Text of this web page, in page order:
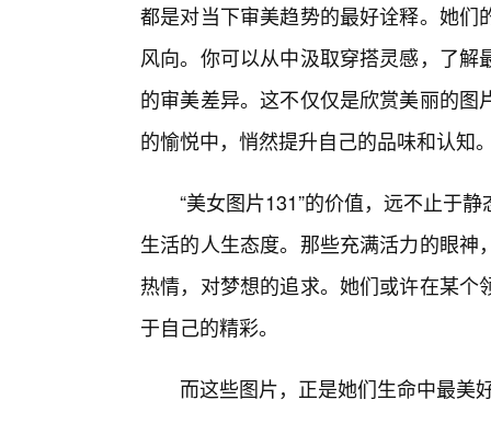
都是对当下审美趋势的最好诠释。她
风向。你可以从中汲取穿搭灵感，了
的审美差异。这不仅仅是欣赏美丽的
的愉悦中，悄然提升自己的品味和认知
“美女图片131”的价值，远不止于
生活的人生态度。那些充满活力的眼
热情，对梦想的追求。她们或许在某
于自己的精彩。
而这些图片，正是她们生命中最美